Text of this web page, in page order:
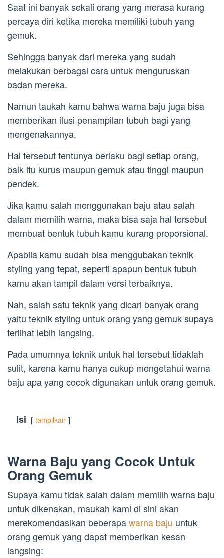
Saat ini banyak sekali orang yang merasa kurang
percaya diri ketika mereka memiliki tubuh yang
gemuk.
Sehingga banyak dari mereka yang sudah
melakukan berbagai cara untuk menguruskan
badan mereka.
Namun taukah kamu bahwa warna baju juga bisa
memberikan ilusi penampilan tubuh bagi yang
mengenakannya.
Hal tersebut tentunya berlaku bagi setiap orang,
baik itu kurus maupun gemuk atau tinggi maupun
pendek.
Jika kamu salah menggunakan baju atau salah
dalam memilih warna, maka bisa saja hal tersebut
membuat bentuk tubuh kamu kurang proporsional.
Apabila kamu sudah bisa menggubakan teknik
styling yang tepat, seperti apapun bentuk tubuh
kamu akan tampil dalam versi terbaiknya.
Nah, salah satu teknik yang dicari banyak orang
yaitu teknik styling untuk orang yang gemuk supaya
terlihat lebih langsing.
Pada umumnya teknik untuk hal tersebut tidaklah
sulit, karena kamu hanya cukup mengetahui warna
baju apa yang cocok digunakan untuk orang gemuk.
Isi tampilkan
Warna Baju yang Cocok Untuk
Orang Gemuk
Supaya kamu tidak salah dalam memilih warna baju
untuk dikenakan, maukah kami di sini akan
merekomendasikan beberapawarna baju untuk
orang gemuk yang dapat memberikan kesan
langsing: